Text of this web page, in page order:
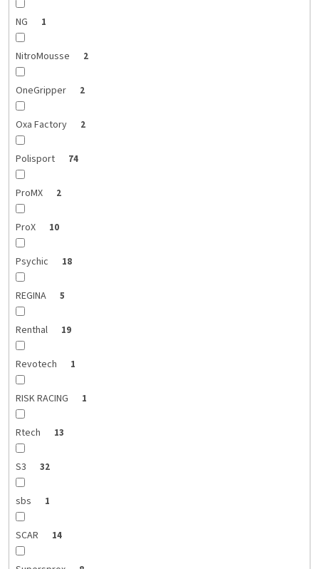
NG 1
NitroMousse 2
OneGripper 2
Oxa Factory 2
Polisport 74
ProMX 2
ProX 10
Psychic 18
REGINA 5
Renthal 19
Revotech 1
RISK RACING 1
Rtech 13
S3 32
sbs 1
SCAR 14